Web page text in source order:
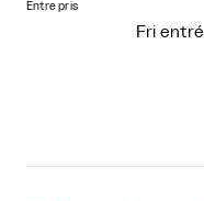
Entre pris
Fri entré